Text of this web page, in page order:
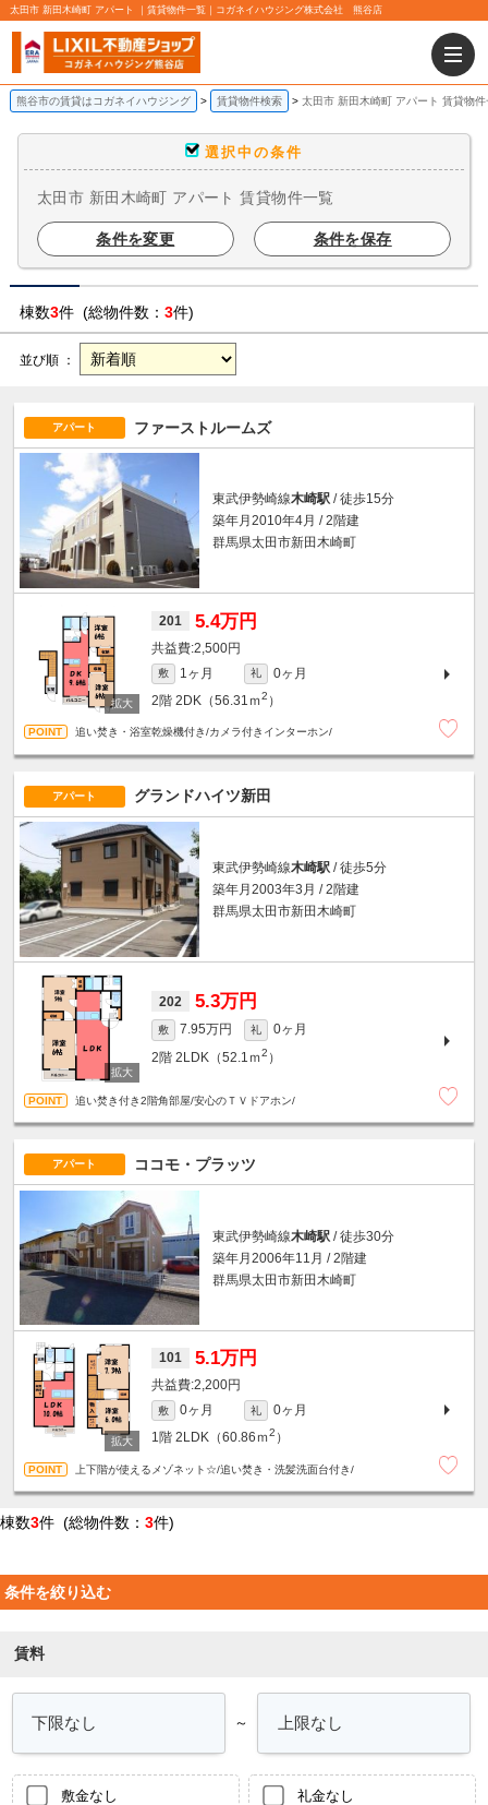
太田市 新田木崎町 アパート ｜賃貸物件一覧｜コガネイハウジング株式会社 熊谷店
熊谷市の賃貸はコガネイハウジング 賃貸物件検索 太田市 新田木崎町 アパート 賃貸物件
選択中の条件
太田市 新田木崎町 アパート 賃貸物件一覧
条件を変更 条件を保存
棟数3件 (総物件数： 3件)
並び順 ：
アパート ファーストルームズ
東武伊勢崎線木崎駅 / 徒歩15分
築年月2010年4月 / 2階建
群馬県太田市新田木崎町
201 5.4万円
2,500円
敷 1ヶ月 礼
0ヶ月
2階 2DK（56.31ｍ2 ）
追い焚き・浴室乾燥機付き/カメラ付きインターホン/
アパート グランドハイツ新田
東武伊勢崎線木崎駅 / 徒歩5分
築年月2003年3月 / 2階建
群馬県太田市新田木崎町
202 5.3万円
敷 7.95万円 礼
0ヶ月
2階 2LDK（52.1ｍ2 ）
追い焚き付き2階角部屋/安心のＴＶドアホン/
アパート ココモ・プラッツ
東武伊勢崎線木崎駅 / 徒歩30分
築年月2006年11月 / 2階建
群馬県太田市新田木崎町
101 5.1万円
2,200円
敷 0ヶ月 礼
0ヶ月
1階 2LDK（60.86ｍ2 ）
上下階が使えるメゾネット☆/追い焚き・洗髪洗面台付き/
棟数3件 (総物件数： 3件)
条件を絞り込む
賃料
～
敷金なし 礼金なし